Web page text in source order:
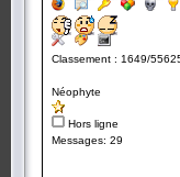
Classement : 1649/
Néophyte
Hors ligne
Messages: 29